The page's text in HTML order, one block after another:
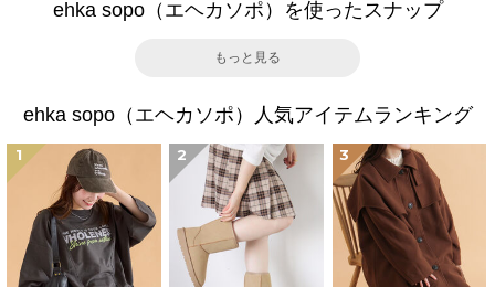
ehka sopo（エヘカソポ）を使ったスナップ
もっと見る
ehka sopo（エヘカソポ）人気アイテムランキング
1 2 3